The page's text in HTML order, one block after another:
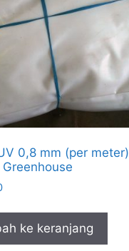
0,8 mm (per meter)
ke keranjang